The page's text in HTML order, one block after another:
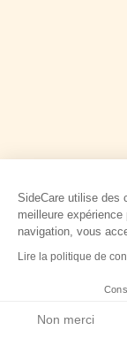
©
SideCare utilise des
meilleure
navigation, vous
Lire la politique de
Non merci